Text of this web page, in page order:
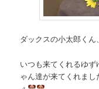
ダックスの小太郎くん
いつも来てくれるゆ
ゃん達が来てくれまし